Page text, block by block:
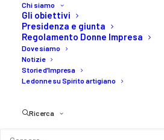
Chi siamo
Gli obiettivi
Presidenza e giunta
Regolamento Donne Impresa
Dove siamo
Notizie
Storie d’Impresa
Le donne su Spirito artigiano
Ricerca